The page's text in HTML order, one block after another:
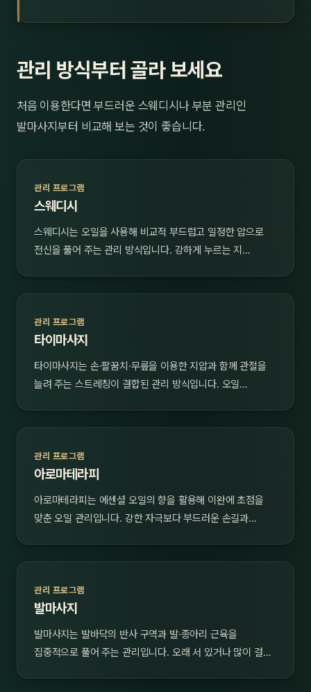
관리 방식부터 골라 보세요
처음 이용한다면 부드러운 스웨디시나 부분 관리인
발마사지부터 비교해 보는 것이 좋습니다.
관리 프로그램
스웨디시
스웨디시는 오일을 사용해 비교적 부드럽고 일정한 압으로
전신을 풀어 주는 관리 방식입니다. 강하게 누르는 지…
관리 프로그램
타이마사지
타이마사지는 손·팔꿈치·무릎을 이용한 지압과 함께 관절을
늘려 주는 스트레칭이 결합된 관리 방식입니다. 오일…
관리 프로그램
아로마테라피
아로마테라피는 에센셜 오일의 향을 활용해 이완에 초점을
맞춘 오일 관리입니다. 강한 자극보다 부드러운 손길과…
관리 프로그램
발마사지
발마사지는 발바닥의 반사 구역과 발·종아리 근육을
집중적으로 풀어 주는 관리입니다. 오래 서 있거나 많이 걸…